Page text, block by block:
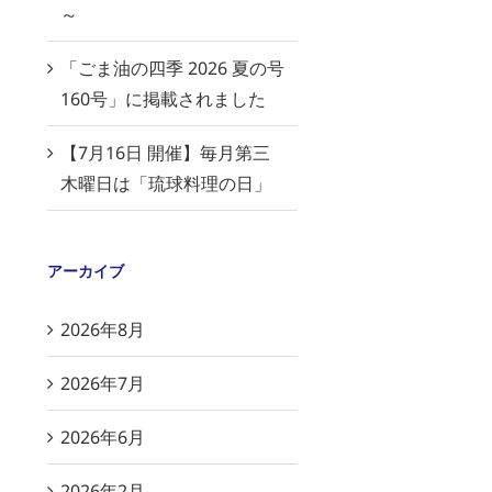
～
「ごま油の四季 2026 夏の号
160号」に掲載されました
【7月16日 開催】毎月第三
木曜日は「琉球料理の日」
アーカイブ
2026年8月
2026年7月
2026年6月